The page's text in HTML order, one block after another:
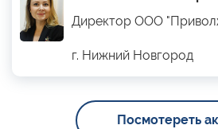
Директор ООО
г. Нижний Новгород
Посмотереть